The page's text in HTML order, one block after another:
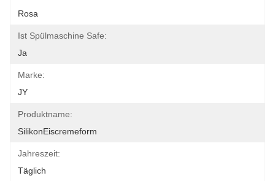
Rosa
Ist Spülmaschine Safe:
Ja
Marke:
JY
Produktname:
SilikonEiscremeform
Jahreszeit:
Täglich